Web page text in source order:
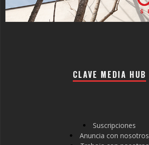
CLAVE MEDIA HUB
Suscripciones
Anuncia con nosotros